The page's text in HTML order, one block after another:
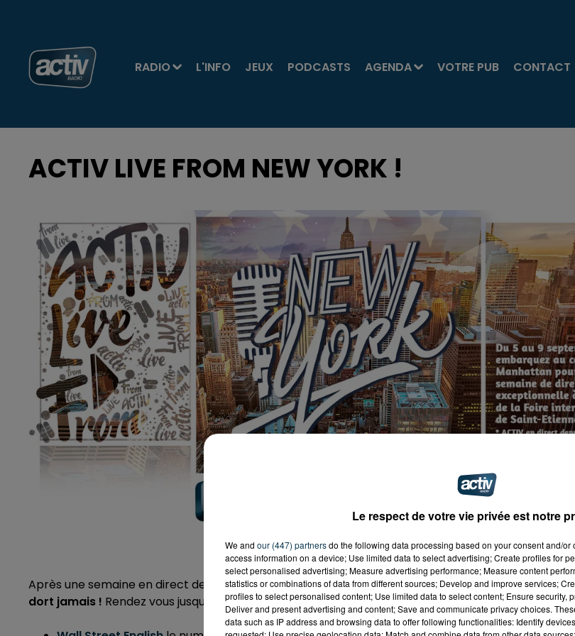
RADIO L'INFO JEUX PODCASTS AGENDA VOTRE PUB CONTACT
ACTIV LIVE FROM NEW YORK !
Après une semaine en direct de New York,il est encore possible de gagner votre séjour dans la
dort jamais ! Rendez vous jusqu’au jeudi 22 septembre chez :
Le respect de votre vie privée est notre
We and our (447) partnersdo the following data processing based on your consent and/or
access information on a device; Use limited data to select advertising; Create profiles for
select personalised advertising; Measure advertising performance; Measure content
statistics or combinations of data from different sources; Develop and improve services;
profiles to select personalised content; Use limited data to select content; Ensure security,
Deliver and present advertising and content; Save and communicate privacy choices.
data such as IP address and browsing data to offer following functionalities: Identify